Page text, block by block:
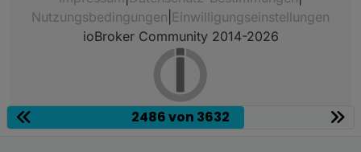
Nutzungsbedingungen Einwilligungseinstellungen
ioBroker Community 2014-2026
2486 von 3632